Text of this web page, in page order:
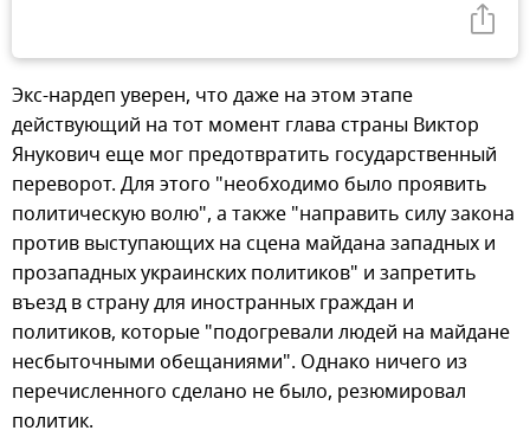
Экс-нардеп уверен, что даже на этом этапе
действующий на тот момент глава страны Виктор
Янукович еще мог предотвратить государственный
переворот. Для этого "необходимо было проявить
политическую волю", а также "направить силу закона
против выступающих на сцена майдана западных и
прозападных украинских политиков" и запретить
въезд в страну для иностранных граждан и
политиков, которые "подогревали людей на майдане
несбыточными обещаниями". Однако ничего из
перечисленного сделано не было, резюмировал
политик.